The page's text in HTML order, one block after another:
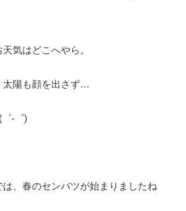
気はどこへやら。
太陽も顔を出さず…
-゜)
、春のセンバツが始まりましたね